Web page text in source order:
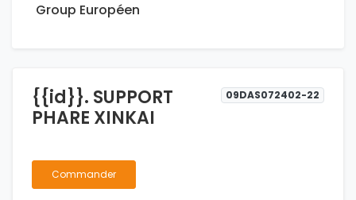
Group Européen
{{id}}. SUPPORT
PHARE XINKAI
09DAS072402-22
Commander